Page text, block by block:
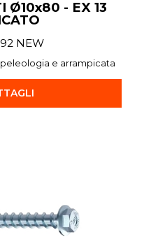
Ø10x80 - EX 13
NEW
e arrampicata